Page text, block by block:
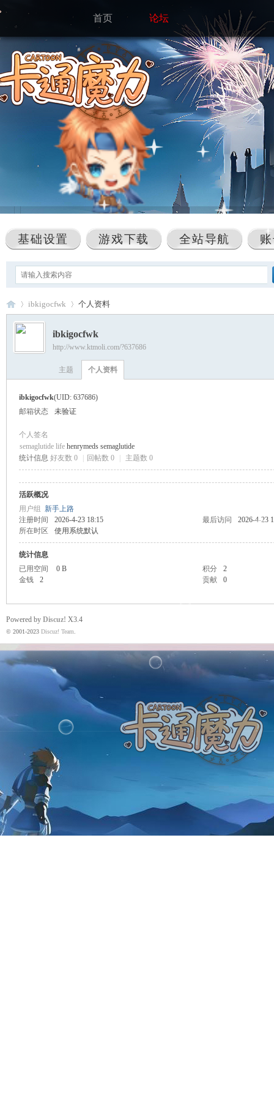
首页 论坛
基础设置 游戏下载 全站导航
力
›
ibkigocfwk 个人资料
ibkigocfwk
http://www.ktmoli.com/?637686
主题 个人资料
ibkigocfwk(UID: 637686)
邮箱状态
未验证
个人签名
semaglutide life henrymeds semaglutide
统计信息 好友数 0 回帖数 0 主题数 0
活跃概况
用户组 新手上路
注册时间
2026-4-23 18:15 最后访问
2026-4-23
所在时区
使用系统默认
统计信息
已用空间
0 B 积分
2
金钱
2 贡献 0
Powered by Discuz! X3.4
© 2001-2023 Discuz! Team